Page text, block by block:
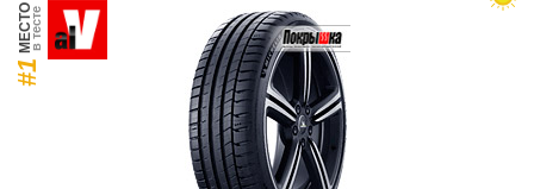
#1
МЕСТОв тесте